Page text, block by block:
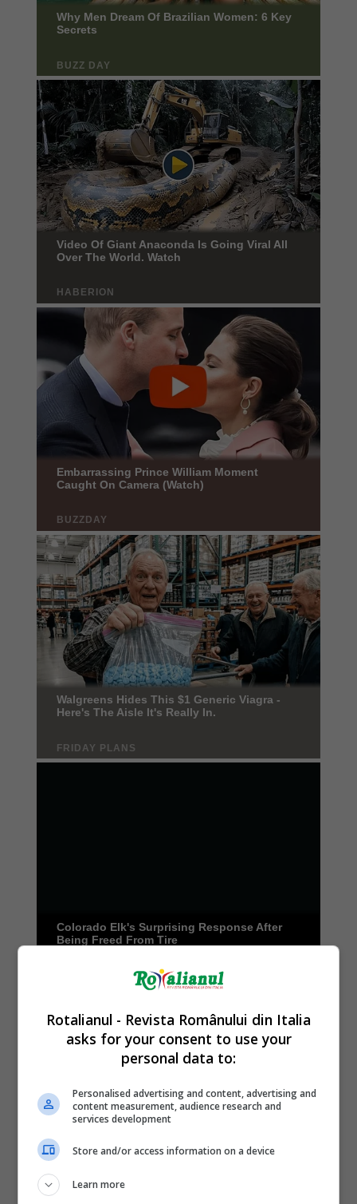
Rotalianul - Revista Românului din Italia
asks for your consent to use your
personal data to:
Personalised advertising and content, advertising and
content measurement, audience research and
services development
Store and/or access information on a device
Learn more